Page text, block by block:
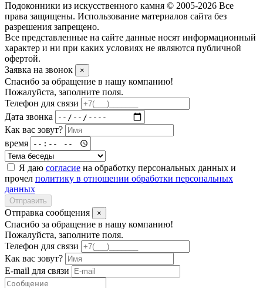
Подоконники из искусственного камня © 2005-2026 Все
права защищены. Использование материалов сайта без
разрешения запрещено.
Все представленные на сайте данные носят информационный
характер и ни при каких условиях не являются публичной
офертой.
Заявка на звонок
×
Спасибо за обращение в нашу компанию!
Пожалуйста, заполните поля.
Телефон для связи
Дата звонка
Как вас зовут?
время
Я даю согласие на обработку персональных данных и
прочел политику в отношении обработки персональных
данных
Отправить
Отправка сообщения ×
Спасибо за обращение в нашу компанию!
Пожалуйста, заполните поля.
Телефон для связи
Как вас зовут?
E-mail для связи